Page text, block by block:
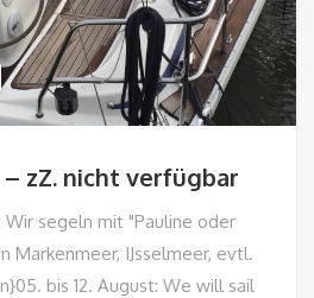
– zZ. nicht verfügbar
Wir segeln mit "Pauline oder
Markenmeer, IJsselmeer, evtl.
bis 12. August: We will sail